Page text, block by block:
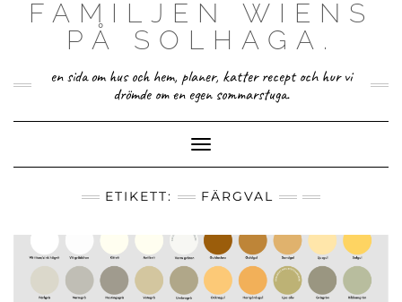
FAMILJEN WIENS
PÅ SOLHAGA.
en sida om hus och hem, planer, katter recept och hur vi
drömde om en egen sommarstuga.
Toggle Navigation
ETIKETT: FÄRGVAL